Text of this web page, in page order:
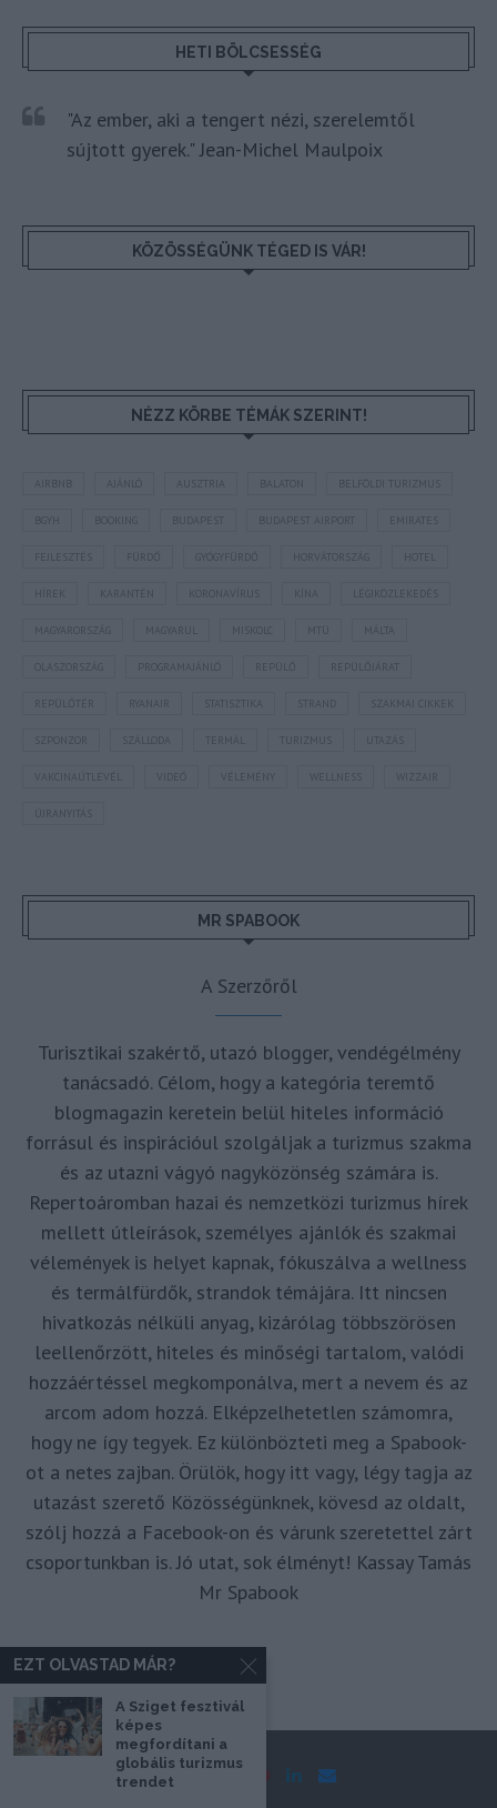
HETI BÖLCSESSÉG
"Az ember, aki a tengert nézi, szerelemtől
sújtott gyerek." Jean-Michel Maulpoix
KÖZÖSSÉGÜNK TÉGED IS VÁR!
NÉZZ KÖRBE TÉMÁK SZERINT!
AUSZTRIA BALATON BELFÖLDI TURIZMUS
BUDAPEST BUDAPEST AIRPORT EMIRATES
FEJLESZTÉS HORVÁTORSZÁG HOTEL
KARANTÉN LÉGIKÖZLEKEDÉS
MAGYARORSZÁG MTÜ MÁLTA
OLASZORSZÁG REPÜLŐJÁRAT
REPÜLŐTÉR STATISZTIKA STRAND SZAKMAI CIKKEK
SZPONZOR SZÁLLODA TERMÁL TURIZMUS UTAZÁS
VAKCINAÚTLEVÉL WIZZAIR
ÚJRANYITÁS
MR SPABOOK
A Szerzőről
Turisztikai szakértő, utazó blogger, vendégélmény
tanácsadó. Célom, hogy a kategória teremtő
blogmagazin keretein belül hiteles információ
forrásul és inspirációul szolgáljak a turizmus szakma
és az utazni vágyó nagyközönség számára is.
Repertoáromban hazai és nemzetközi turizmus hírek
mellett útleírások, személyes ajánlók és szakmai
vélemények is helyet kapnak, fókuszálva a wellness
és termálfürdők, strandok témájára. Itt nincsen
hivatkozás nélküli anyag, kizárólag többszörösen
leellenőrzött, hiteles és minőségi tartalom, valódi
hozzáértéssel megkomponálva, mert a nevem és az
arcom adom hozzá. Elképzelhetetlen számomra,
hogy ne így tegyek. Ez különbözteti meg a Spabook-
ot a netes zajban. Örülök, hogy itt vagy, légy tagja az
utazást szerető Közösségünknek, kövesd az oldalt,
szólj hozzá a Facebook-on és várunk szeretettel zárt
csoportunkban is. Jó utat, sok élményt! Kassay Tamás
Mr Spabook
EZT OLVASTAD MÁR?
A Sziget fesztivál
képes
megfordítani a
globális turizmus
trendet